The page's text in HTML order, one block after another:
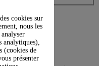
cookies sur
nous les
analytiques),
(cookies de
présenter